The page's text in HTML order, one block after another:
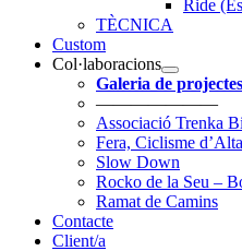
Ride
TÈCNICA
Custom
Col·laboracions
Galeria de
———————
Associació Trenka
Fera, Ciclisme
Slow Down
Rocko de la Seu –
Ramat de Camins
Contacte
Client/a